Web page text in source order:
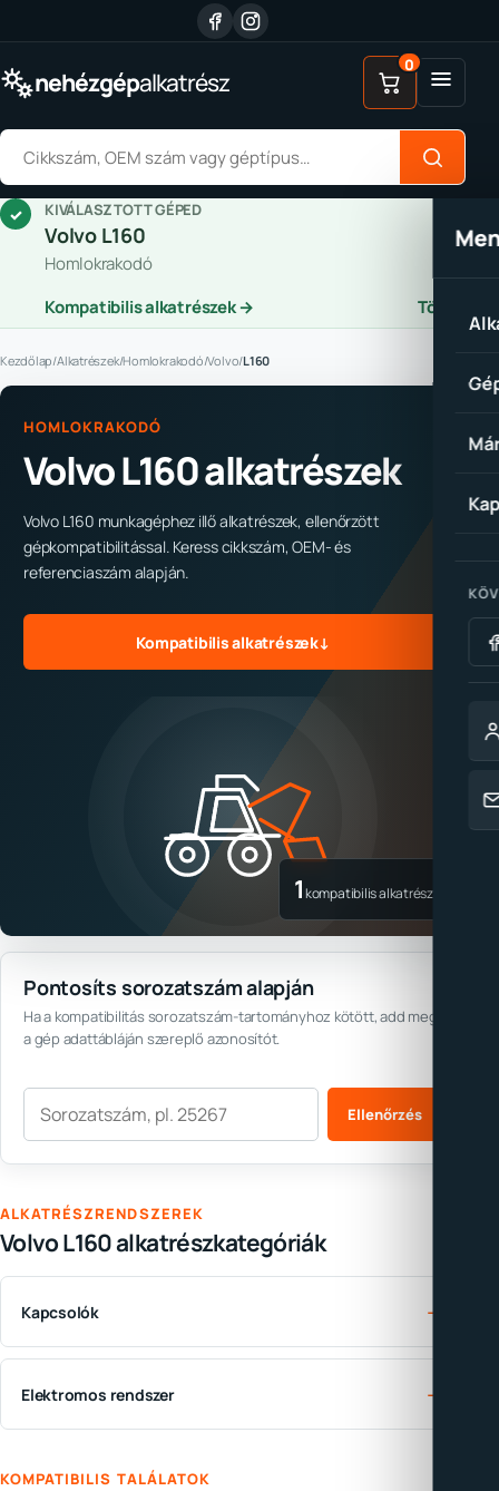
nehézgépalkatrész
Alkatrész keresése
0Menü
✓ KIVÁLASZTOTT GÉPED
Volvo L160
Homlokrakodó
Kompatibilis alkatrészek →
Törlés
Kezdőlap/Alkatrészek/Homlokrakodó/Volvo/L160
HOMLOKRAKODÓ
Volvo L160 alkatrészek
Volvo L160 munkagéphez illő alkatrészek, ellenőrzött
gépkompatibilitással. Keress cikkszám, OEM- és
referenciaszám alapján.
Kompatibilis alkatrészek↓
1kompatibilis alkatrész
Pontosíts sorozatszám alapján
Ha a kompatibilitás sorozatszám-tartományhoz kötött, add meg
a gép adattábláján szereplő azonosítót.
Ellenőrzés
ALKATRÉSZRENDSZEREK
Volvo L160 alkatrészkategóriák
Kapcsolók →
Elektromos rendszer →
KOMPATIBILIS TALÁLATOK